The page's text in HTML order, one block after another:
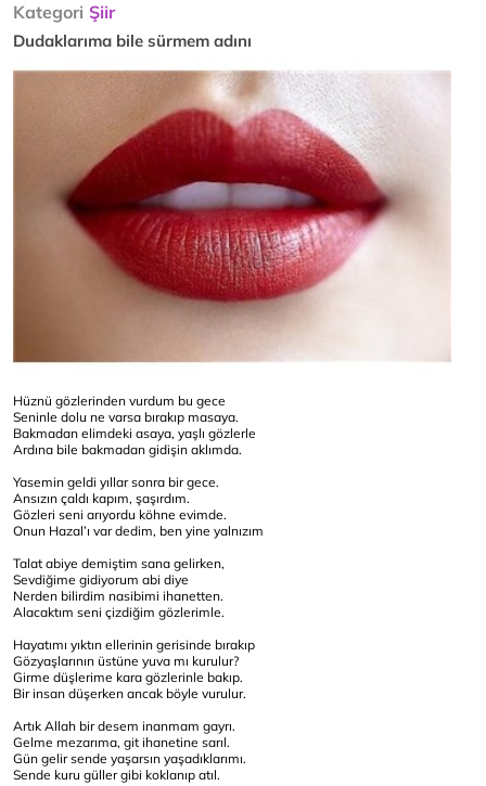
Kategori Şiir
Dudaklarıma bile sürmem adını
Hüznü gözlerinden vurdum bu gece
Seninle dolu ne varsa bırakıp masaya.
Bakmadan elimdeki asaya, yaşlı gözlerle
Ardına bile bakmadan gidişin aklımda.
Yasemin geldi yıllar sonra bir gece.
Ansızın çaldı kapım, şaşırdım.
Gözleri seni arıyordu köhne evimde.
Onun Hazal’ı var dedim, ben yine yalnızım
Talat abiye demiştim sana gelirken,
Sevdiğime gidiyorum abi diye
Nerden bilirdim nasibimi ihanetten.
Alacaktım seni çizdiğim gözlerimle.
Hayatımı yıktın ellerinin gerisinde bırakıp
Gözyaşlarının üstüne yuva mı kurulur?
Girme düşlerime kara gözlerinle bakıp.
Bir insan düşerken ancak böyle vurulur.
Artık Allah bir desem inanmam gayrı.
Gelme mezarıma, git ihanetine sarıl.
Gün gelir sende yaşarsın yaşadıklarımı.
Sende kuru güller gibi koklanıp atıl.